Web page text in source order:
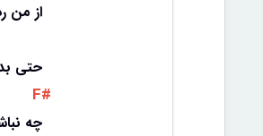
از من
حتی
F#
چه